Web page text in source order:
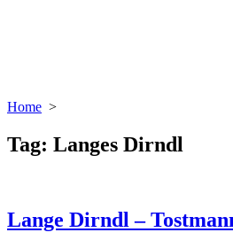
Home >
Tag: Langes Dirndl
Lange Dirndl –